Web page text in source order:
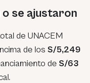
o se ajustaron
de UNACEM
de los S/5,249
de S/63